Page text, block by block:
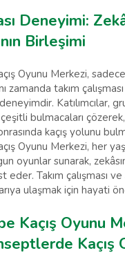
Deneyimi:
Birleşimi
Oyunu Merkezi,
zamanda takım
Katılımcılar,
bulmacaları çözerek,
kaçış yolunu
Oyunu Merkezi, her
oyunlar sunarak,
eder. Takım çalışması
ulaşmak için hayati
Kaçış Oyunu
Kaçış